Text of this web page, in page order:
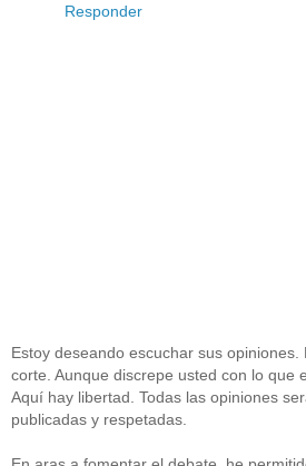
Responder
Estoy deseando escuchar sus opiniones.
corte. Aunque discrepe usted con lo que
Aquí hay libertad. Todas las opiniones
publicadas y respetadas.